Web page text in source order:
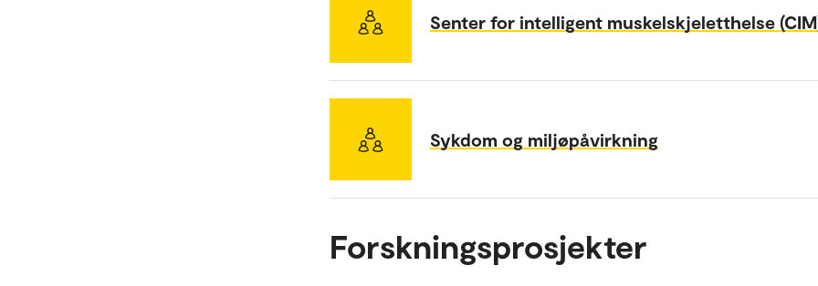
Senter for intelligent muskelskjeletthelse
Sykdom og miljøpåvirkning
Forskningsprosjekter